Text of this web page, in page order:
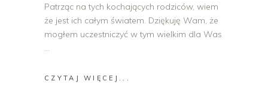
Patrząc na tych kochających rodziców, wiem
że jest ich całym światem. Dziękuję Wam, że
mogłem uczestniczyć w tym wielkim dla Was
CZYTAJ WIĘCEJ...